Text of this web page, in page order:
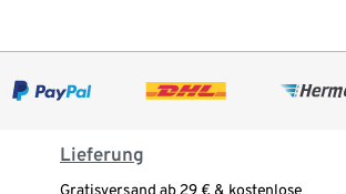
Lieferung
Gratisversand ab 29 € & kostenlose